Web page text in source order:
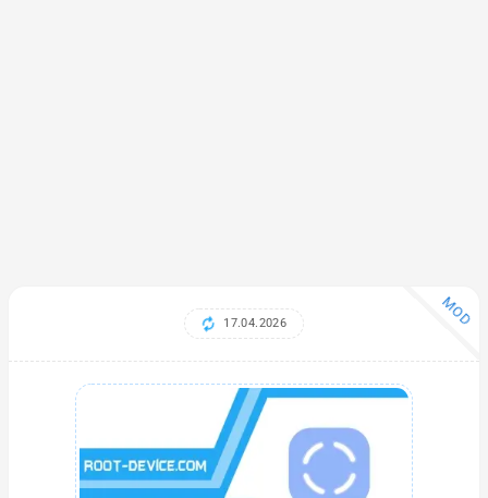
MOD
17.04.2026